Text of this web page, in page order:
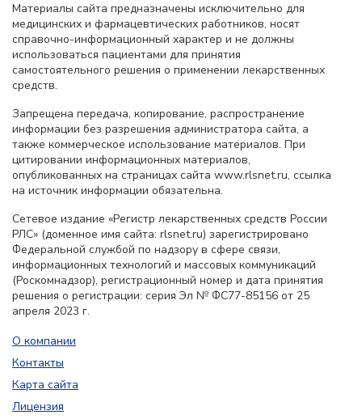
Материалы сайта предназначены исключительно для
медицинских и фармацевтических работников, носят
справочно-информационный характер и не должны
использоваться пациентами для принятия
самостоятельного решения о применении лекарственных
средств.
Запрещена передача, копирование, распространение
информации без разрешения администратора сайта, а
также коммерческое использование материалов. При
цитировании информационных материалов,
опубликованных на страницах сайта www.rlsnet.ru, ссылка
на источник информации обязательна.
Сетевое издание «Регистр лекарственных средств России
РЛС» (доменное имя сайта: rlsnet.ru) зарегистрировано
Федеральной службой по надзору в сфере связи,
информационных технологий и массовых коммуникаций
(Роскомнадзор), регистрационный номер и дата принятия
решения о регистрации: серия Эл № ФС77-85156 от 25
апреля 2023 г.
О компании
Контакты
Карта сайта
Лицензия